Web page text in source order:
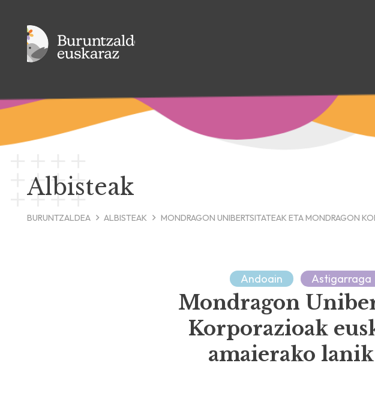
Albisteak
BURUNTZALDEA ALBISTEAK MONDRAGON UNIBERTSITATEAK ETA MONDRAGON
Andoain Astigarraga
Mondragon
Korporazioak
amaierako